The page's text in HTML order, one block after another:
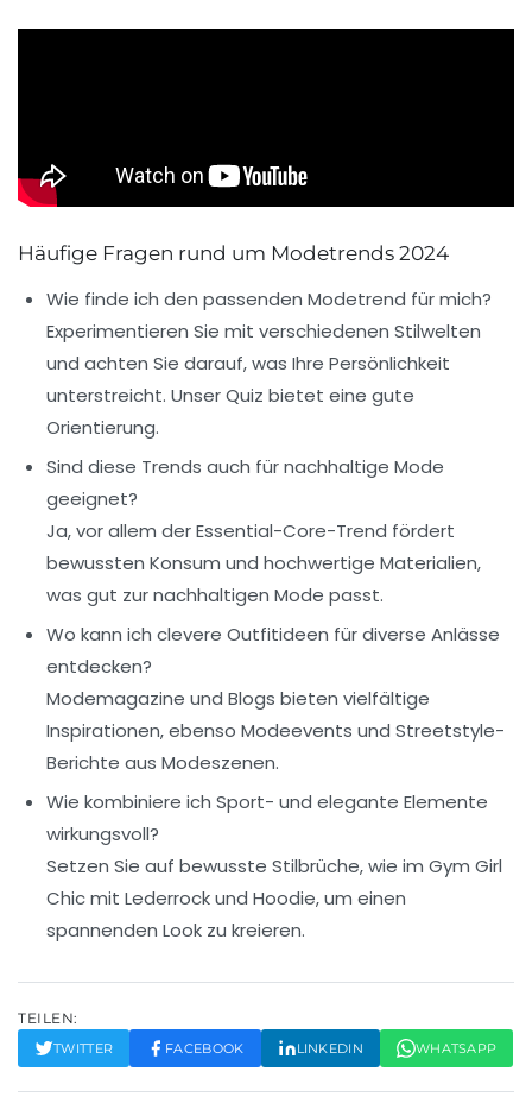
Häufige Fragen rund um Modetrends 2024
Wie finde ich den passenden Modetrend für mich?
Experimentieren Sie mit verschiedenen Stilwelten
und achten Sie darauf, was Ihre Persönlichkeit
unterstreicht. Unser Quiz bietet eine gute
Orientierung.
Sind diese Trends auch für nachhaltige Mode
geeignet?
Ja, vor allem der Essential-Core-Trend fördert
bewussten Konsum und hochwertige Materialien,
was gut zur nachhaltigen Mode passt.
Wo kann ich clevere Outfitideen für diverse Anlässe
entdecken?
Modemagazine und Blogs bieten vielfältige
Inspirationen, ebenso Modeevents und Streetstyle-
Berichte aus Modeszenen.
Wie kombiniere ich Sport- und elegante Elemente
wirkungsvoll?
Setzen Sie auf bewusste Stilbrüche, wie im Gym Girl
Chic mit Lederrock und Hoodie, um einen
spannenden Look zu kreieren.
TEILEN:
TWITTER FACEBOOK LINKEDIN WHATSAPP